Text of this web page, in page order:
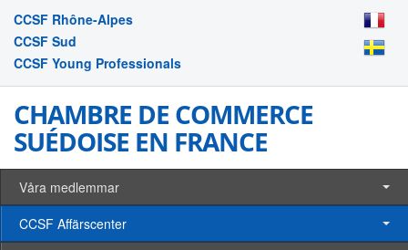
CCSF Rhône-Alpes
CCSF Sud
CCSF Young Professionals
CHAMBRE DE COMMERCE
SUÉDOISE EN FRANCE
Våra medlemmar
CCSF Affärscenter